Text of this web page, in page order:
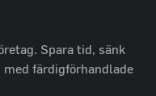
Spara tid, sänk
färdigförhandlade